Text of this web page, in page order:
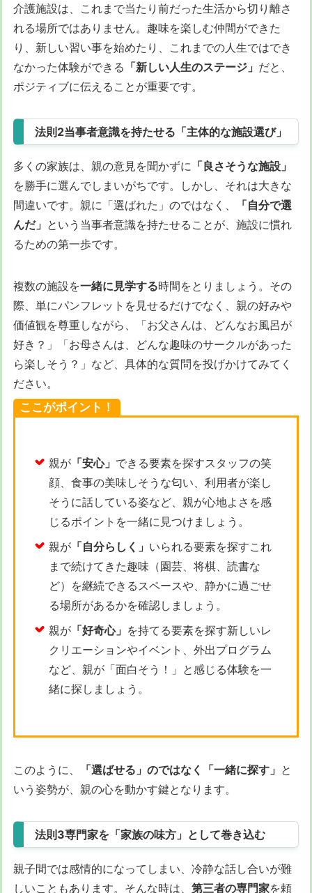
介護施設は、これまで当たり前だった生活から切り離さ
れる場所ではありません。趣味を楽しむ仲間ができた
り、新しい習い事を始めたり、これまでの人生ではでき
なかった体験ができる 「新しい人生のステージ」 だと、
ポジティブに伝えることが重要です。
法則2当事者意識を持たせる「主体的な施設選び」
多くの家族は、親の意見を聞かずに 「良さそうな施設」
を勝手に選んでしまいがちです。しかし、それは大きな
間違いです。親に「選ばれた」のではなく、
「自分で選
んだ」 という当事者意識を持たせることが、施設に慣れ
るための第一歩です。
複数の施設を一緒に見学する時間をとりましょう。その
際、単にパンフレットを見せるだけでなく、親の好みや
価値観を尊重しながら、「お父さんは、どんなお風呂が
好き？」「お母さんは、どんな趣味のサークルがあった
ら楽しそう？」など、具体的な質問を投げかけてみてく
ださい。
ここがポイント！
親が「安心」 できる要素を探すスタッフの笑
顔、食事の美味しそうな匂い、利用者が楽し
そうに話している姿など、親が心地よさを感
じるポイントを一緒に見つけましょう。
親が「自分らしく」 いられる要素を探すこれ
まで続けてきた趣味（園芸、将棋、読書な
ど）を継続できるスペースや、静かに過ごせ
る場所があるかを確認しましょう。
親が「好奇心」 を持てる要素を探す新しいレ
クリエーションやイベント、外出プログラム
など、親が「面白そう！」と感じる体験を一
緒に探しましょう。
このように、 「選ばせる」のではなく「一緒に探す」 と
いう姿勢が、親の心を動かす鍵となります。
法則3専門家を「家族の味方」として巻き込む
親子間では感情的になってしまい、冷静な話し合いが難
しいこともあります。そんな時は、 第三者の専門家を頼